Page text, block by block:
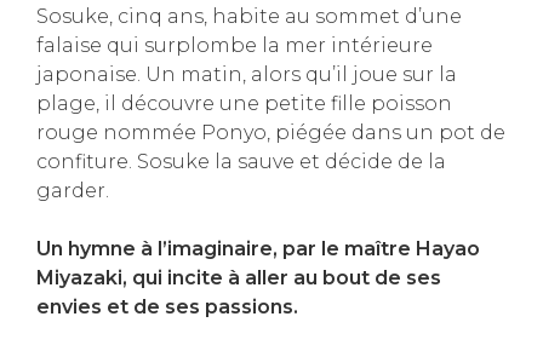
Sosuke, cinq ans, habite au sommet d’une
falaise qui surplombe la mer intérieure
japonaise. Un matin, alors qu’il joue sur la
plage, il découvre une petite fille poisson
rouge nommée Ponyo, piégée dans un pot de
confiture. Sosuke la sauve et décide de la
garder.
Un hymne à l’imaginaire, par le maître Hayao
Miyazaki, qui incite à aller au bout de ses
envies et de ses passions.